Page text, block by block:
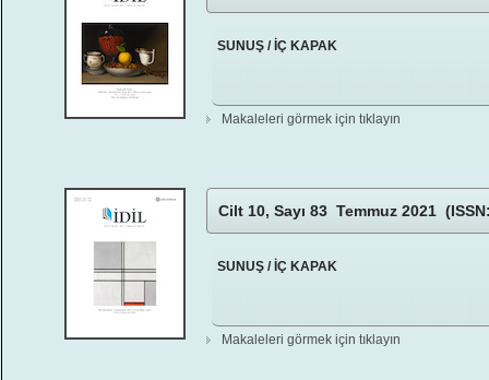
SUNUŞ / İÇ KAPAK
Makaleleri görmek için tıklayın
Cilt 10, Sayı 83 Temmuz 2021
SUNUŞ / İÇ KAPAK
Makaleleri görmek için tıklayın